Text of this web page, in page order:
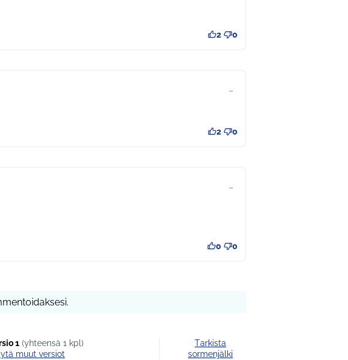
2 0
…
2 0
…
0 0
1(yhteensä 1 kpl)
muut versiot
Tarkista
sormenjälki